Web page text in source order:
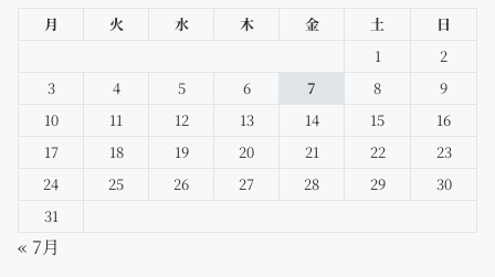
月 火 水 木 金 土
日
1
2
3
4 5 6 7 8
9
10
11 12 13 14 15
16
17
18 19 20 21 22
23
24
25 26 27 28 29
30
31
« 7月